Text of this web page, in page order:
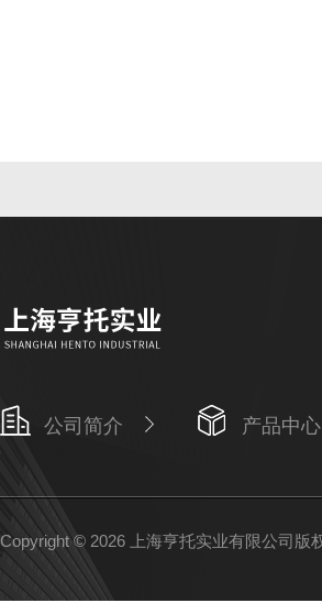
公司简介 产品中心
Copyright © 2026 上海亨托实业有限公司版